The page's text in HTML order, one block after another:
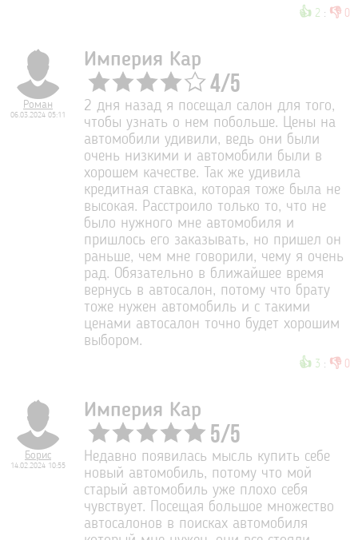
👍 2 : 👎 0
Роман
06.03.2024 05:11
Империя Кар
4/5
2 дня назад я посещал салон для того,
чтобы узнать о нем побольше. Цены на
автомобили удивили, ведь они были
очень низкими и автомобили были в
хорошем качестве. Так же удивила
кредитная ставка, которая тоже была не
высокая. Расстроило только то, что не
было нужного мне автомобиля и
пришлось его заказывать, но пришел он
раньше, чем мне говорили, чему я очень
рад. Обязательно в ближайшее время
вернусь в автосалон, потому что брату
тоже нужен автомобиль и с такими
ценами автосалон точно будет хорошим
выбором.
👍 3 : 👎 0
Борис
14.02.2024 10:55
Империя Кар
5/5
Недавно появилась мысль купить себе
новый автомобиль, потому что мой
старый автомобиль уже плохо себя
чувствует. Посещая большое множество
автосалонов в поисках автомобиля